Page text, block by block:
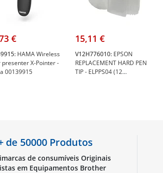
€
HAMA Wireless
presenter X-Pointer -
00139915
15,11 €
V12H776010: EPSON
REPLACEMENT HARD PEN
TIP - ELPPS04 (12
de 50000 Produtos
de consumíveis Originais
em Equipamentos Brother